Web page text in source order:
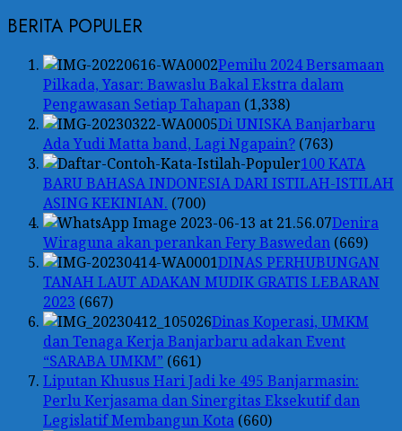
BERITA POPULER
Pemilu 2024 Bersamaan
Pilkada, Yasar: Bawaslu Bakal Ekstra dalam
Pengawasan Setiap Tahapan (1,338)
Di UNISKA Banjarbaru
Ada Yudi Matta band, Lagi Ngapain? (763)
100 KATA
BARU BAHASA INDONESIA DARI ISTILAH-ISTILAH
ASING KEKINIAN. (700)
Denira
Wiraguna akan perankan Fery Baswedan (669)
DINAS PERHUBUNGAN
TANAH LAUT ADAKAN MUDIK GRATIS LEBARAN
2023 (667)
Dinas Koperasi, UMKM
dan Tenaga Kerja Banjarbaru adakan Event
“SARABA UMKM” (661)
Liputan Khusus Hari Jadi ke 495 Banjarmasin:
Perlu Kerjasama dan Sinergitas Eksekutif dan
Legislatif Membangun Kota (660)